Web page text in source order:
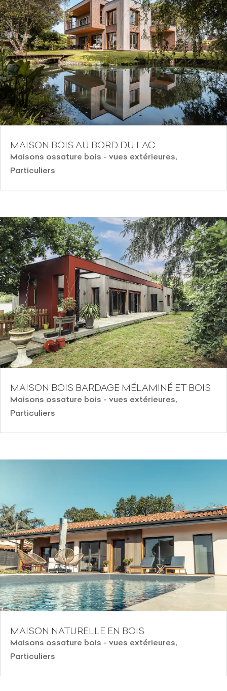
MAISON BOIS AU BORD DU LAC
Maisons ossature bois - vues extérieures,
Particuliers
MAISON BOIS BARDAGE MÉLAMINÉ ET BOIS
Maisons ossature bois - vues extérieures,
Particuliers
MAISON NATURELLE EN BOIS
Maisons ossature bois - vues extérieures,
Particuliers